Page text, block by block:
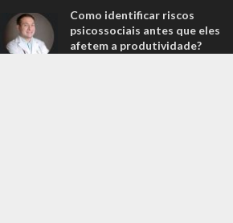
Como identificar riscos
psicossociais antes que eles
afetem a produtividade?